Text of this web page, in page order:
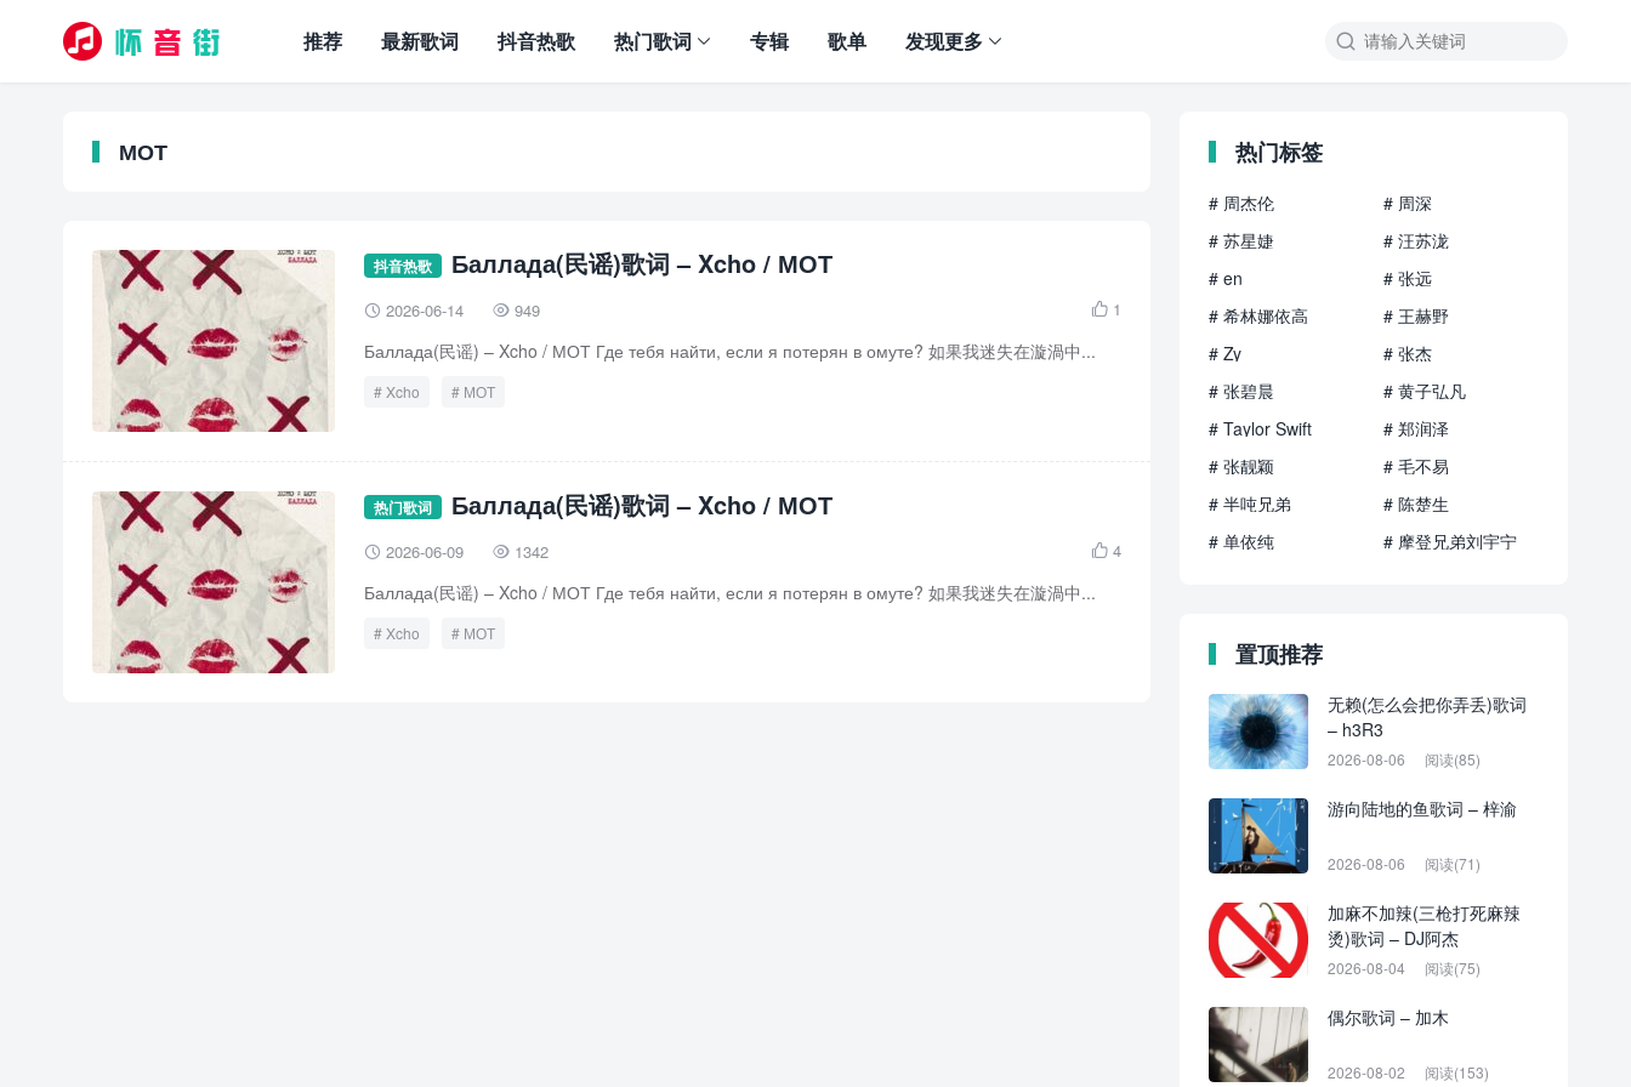

推荐 最新歌词 抖音热歌 热门歌词 专辑 歌单 发现更多
МОТ
抖音热歌 Баллада(民谣)歌词 – Xcho / МОТ
 2026-06-14  949  1
Баллада(民谣) – Xcho / МОТ Где тебя найти, если я потерян в омуте? 如果我迷失在漩渦中...
Xcho МОТ
热门歌词 Баллада(民谣)歌词 – Xcho / МОТ
 2026-06-09  1342  4
Баллада(民谣) – Xcho / МОТ Где тебя найти, если я потерян в омуте? 如果我迷失在漩渦中...
Xcho МОТ
热门标签
# 周杰伦
# 周深
# 苏星婕
# 汪苏泷
# en
# 张远
# 希林娜依高
# 王赫野
# Zy
# 张杰
# 张碧晨
# 黄子弘凡
# Taylor Swift
# 郑润泽
# 张靓颖
# 毛不易
# 半吨兄弟
# 陈楚生
# 单依纯
# 摩登兄弟刘宇宁
置顶推荐
无赖(怎么会把你弄丢)歌词
– h3R3
2026-08-06 阅读(85)
游向陆地的鱼歌词 – 梓渝
2026-08-06 阅读(71)
加麻不加辣(三枪打死麻辣
烫)歌词 – DJ阿杰
2026-08-04 阅读(75)
偶尔歌词 – 加木
2026-08-02 阅读(153)